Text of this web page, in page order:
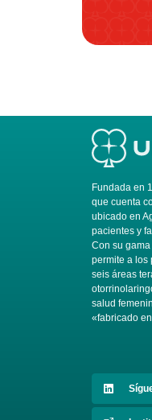
Fundada en
que cuenta
ubicado en
pacientes y
Con su
permite a los
seis áreas
salud
«fabricado